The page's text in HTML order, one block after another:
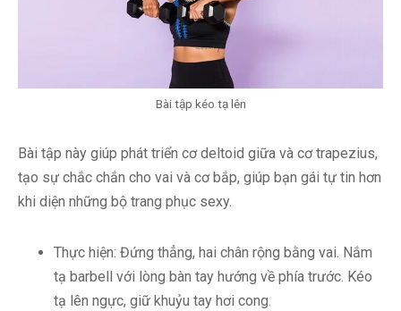
Bài tập kéo tạ lên
Bài tập này giúp phát triển cơ deltoid giữa và cơ trapezius,
tạo sự chắc chắn cho vai và cơ bắp, giúp bạn gái tự tin hơn
khi diện những bộ trang phục sexy.
Thực hiện: Đứng thẳng, hai chân rộng bằng vai. Nắm
tạ barbell với lòng bàn tay hướng về phía trước. Kéo
tạ lên ngực, giữ khuỷu tay hơi cong.